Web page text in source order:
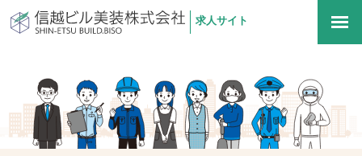
信越ビル美装株式会社
求人サイト